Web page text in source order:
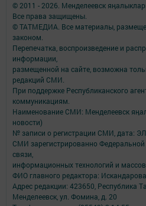
© 2011 - 2026. Менделеевск
Все права защищены.
© ТАТМЕДИА. Все материалы,
законом.
Перепечатка, воспроизведение и
информации,
размещенной на сайте, возможна
редакций СМИ.
При поддержке Республиканского
коммуникациям.
Наименование СМИ: Менделеевск
новости)
№ записи о регистрации СМИ, дата:
СМИ зарегистрированно
связи,
информационных технологий и
ФИО главного редактора:
Адрес редакции: 423650, Республика
Менделеевск, ул. Фомина, д. 20